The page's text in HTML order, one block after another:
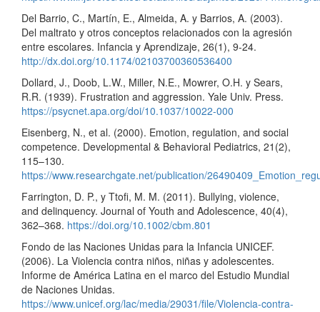
Del Barrio, C., Martín, E., Almeida, A. y Barrios, A. (2003).
Del maltrato y otros conceptos relacionados con la agresión
entre escolares. Infancia y Aprendizaje, 26(1), 9-24.
http://dx.doi.org/10.1174/02103700360536400
Dollard, J., Doob, L.W., Miller, N.E., Mowrer, O.H. y Sears,
R.R. (1939). Frustration and aggression. Yale Univ. Press.
https://psycnet.apa.org/doi/10.1037/10022-000
Eisenberg, N., et al. (2000). Emotion, regulation, and social
competence. Developmental & Behavioral Pediatrics, 21(2),
115–130.
https://www.researchgate.net/publication/
Farrington, D. P., y Ttofi, M. M. (2011). Bullying, violence,
and delinquency. Journal of Youth and Adolescence, 40(4),
362–368. https://doi.org/10.1002/cbm.801
Fondo de las Naciones Unidas para la Infancia UNICEF.
(2006). La Violencia contra niños, niñas y adolescentes.
Informe de América Latina en el marco del Estudio Mundial
de Naciones Unidas.
https://www.unicef.org/lac/media/29031/file/Violencia-contra-